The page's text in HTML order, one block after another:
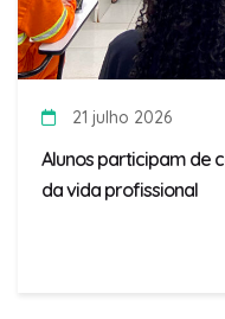
21 julho 2026
Alunos participam de
da vida profissional